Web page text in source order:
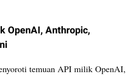
OpenAI, Anthropic,
temuan API milik OpenAI,